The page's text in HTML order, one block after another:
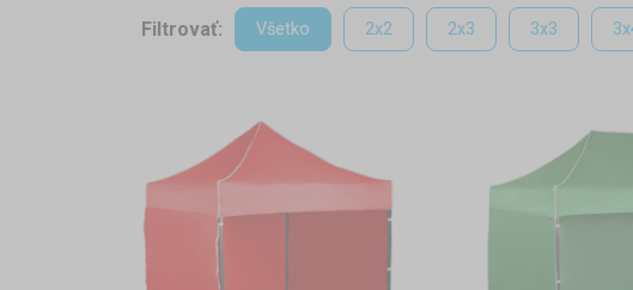
Potrebujete sekundový stan už
Konštrukcia
Sekundové stany ponúkame v štyroch
oceľovú, hliníkovú alebo profi hliníkovú
Filtrovať: Všetko 2x2 2x3 3x3